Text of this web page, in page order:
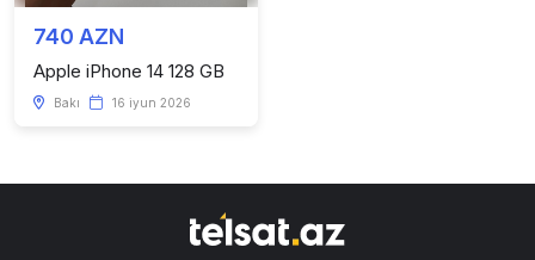
740 AZN
Apple iPhone 14 128 GB
Bakı 16 iyun 2026